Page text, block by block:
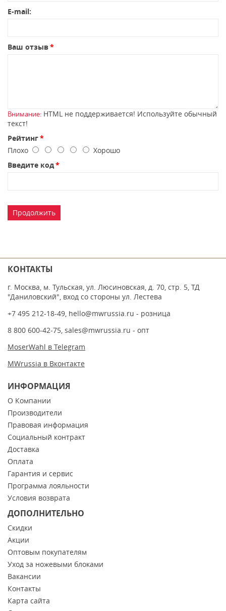
E-mail:
Ваш отзыв
Внимание: HTML не поддерживается! Используйте обычный
текст!
Рейтинг
Плохо
Хорошо
Введите код
Продолжить
КОНТАКТЫ
г. Москва, м. Тульская, ул. Люсиновская, д. 70, стр. 5, ТД
"Даниловский", вход со стороны ул. Лестева
+7 495 212-18-49, hello@mwrussia.ru - розница
8 800 600-42-75, sales@mwrussia.ru - опт
MoserWahl в Telegram
MWrussia в Вконтакте
ИНФОРМАЦИЯ
О Компании
Производители
Правовая информация
Социальный контракт
Доставка
Оплата
Гарантия и сервис
Программа лояльности
Условия возврата
ДОПОЛНИТЕЛЬНО
Скидки
Акции
Оптовым покупателям
Уход за ножевыми блоками
Вакансии
Контакты
Карта сайта